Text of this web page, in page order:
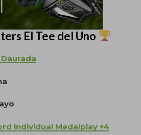
El Tee del Uno
individual Medalplay +4